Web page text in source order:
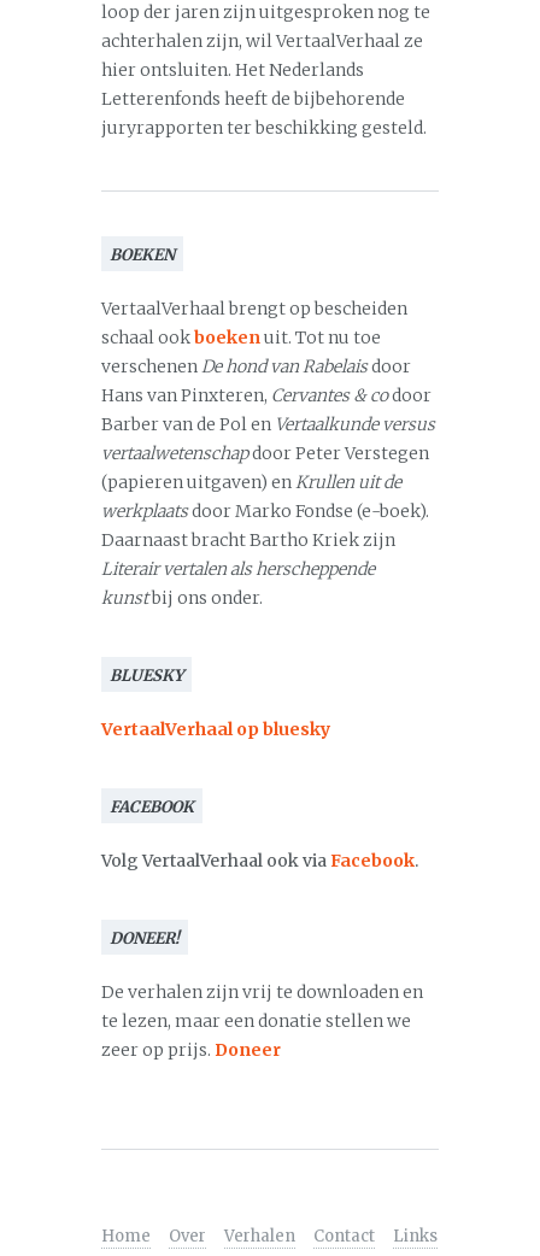
loop der jaren zijn uitgesproken nog te
achterhalen zijn, wil VertaalVerhaal ze
hier ontsluiten. Het Nederlands
Letterenfonds heeft de bijbehorende
juryrapporten ter beschikking gesteld.
BOEKEN
VertaalVerhaal brengt op bescheiden
schaal ookboekenuit. Tot nu toe
verschenenDe hond van Rabelaisdoor
Hans van Pinxteren, Cervantes & codoor
Barber van de Pol en Vertaalkunde versus
vertaalwetenschapdoor Peter Verstegen
(papieren uitgaven) enKrullen uit de
werkplaatsdoor Marko Fondse (e-boek).
Daarnaast bracht Bartho Kriek zijn
Literair vertalen als herscheppende
kunstbij ons onder.
BLUESKY
VertaalVerhaal op bluesky
FACEBOOK
Volg VertaalVerhaal ook viaFacebook.
DONEER!
De verhalen zijn vrij te downloaden en
te lezen, maar een donatie stellen we
zeer op prijs. Doneer
Home Over Verhalen Contact Links